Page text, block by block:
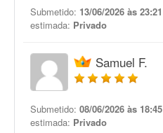
Submetido: 13/06/2026 às 23:21
estimada: Privado
Samuel F.
Submetido: 08/06/2026 às 18:45
estimada: Privado